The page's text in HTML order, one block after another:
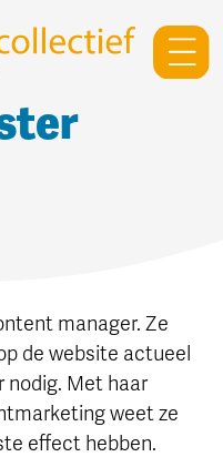
manager. Ze
de website actueel
nodig. Met haar
weet ze
effect hebben.